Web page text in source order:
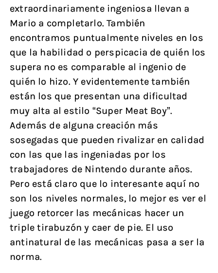
extraordinariamente ingeniosa llevan a
Mario a completarlo. También
encontramos puntualmente niveles en los
que la habilidad o perspicacia de quién los
supera no es comparable al ingenio de
quién lo hizo. Y evidentemente también
están los que presentan una dificultad
muy alta al estilo “Super Meat Boy”.
Además de alguna creación más
sosegadas que pueden rivalizar en calidad
con las que las ingeniadas por los
trabajadores de Nintendo durante años.
Pero está claro que lo interesante aquí no
son los niveles normales, lo mejor es ver el
juego retorcer las mecánicas hacer un
triple tirabuzón y caer de pie. El uso
antinatural de las mecánicas pasa a ser la
norma.